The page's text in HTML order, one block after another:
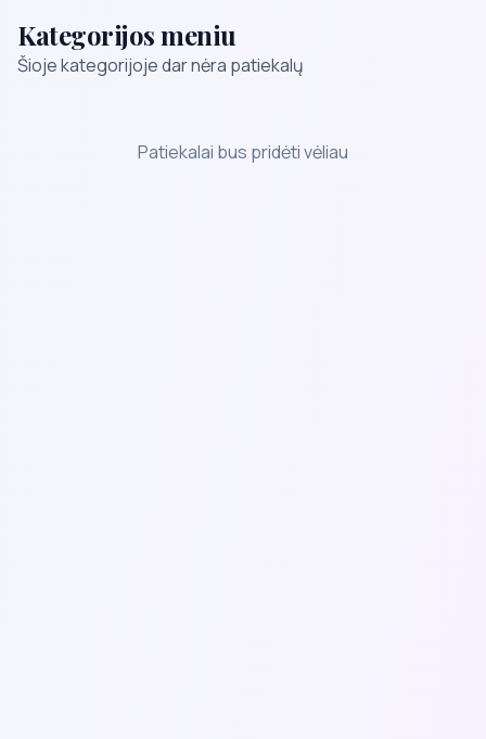
Kategorijos meniu
Šioje kategorijoje dar nėra patiekalų
Patiekalai bus pridėti vėliau